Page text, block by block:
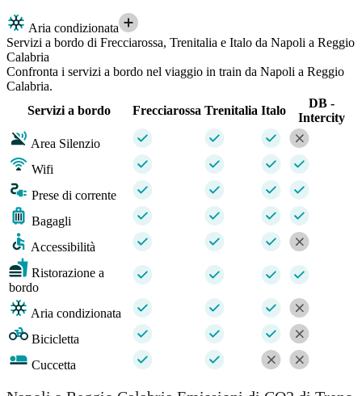
Aria condizionata
Servizi a bordo di Frecciarossa, Trenitalia e Italo da Napoli a Reggio
Calabria
Confronta i servizi a bordo nel viaggio in train da Napoli a Reggio
Calabria.
Servizi a bordo
Frecciarossa Trenitalia Italo
DB -
Intercity
Area Silenzio
Wifi
Prese di corrente
Bagagli
Accessibilità
Ristorazione a
bordo
Aria condizionata
Bicicletta
Cuccetta